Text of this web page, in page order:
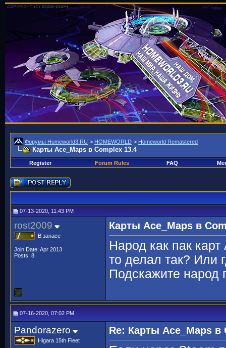
Форумы Homeworld3.RU > HOMEWORLD > Homeworld Remastered
Карты Ace_Maps в Complex 13.4
Register Forum Rules FAQ
07-13-2020, 11:43 PM
rost2009
В запасе
Join Date: Apr 2013
Posts: 8
Карты Ace_Maps в
Народ как пак
то делал так? Или
Подскажите народ
07-16-2020, 07:02 PM
Pandorazero
Higara 15th Fleet
Re: Карты Ace_Maps в